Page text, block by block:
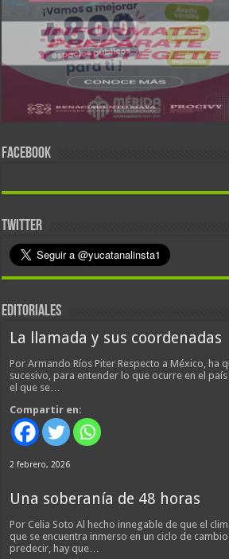
FACEBOOK
TWITTER
EDITORIALES
La llamada y sus coordenadas
Por Armando Ríos Piter Respecto a México, ha
sucesivo, para entender lo que ocurre en el
el que se…
Compartir en:
2 febrero, 2026
Una soberanía de 48 horas
Por Celia Soto Al hecho innegable de que el
que se encuentra inmerso en un ciclo de
predecir, hay que…